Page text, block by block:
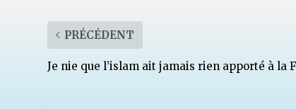
PRÉCÉDENT
Je nie que l’islam ait jamais rien apporté à la